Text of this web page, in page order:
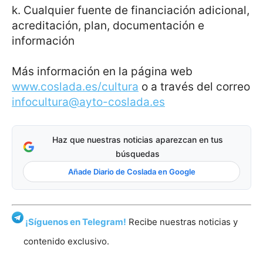
k. Cualquier fuente de financiación adicional,
acreditación, plan, documentación e
información
Más información en la página web
www.coslada.es/cultura o a través del correo
infocultura@ayto-coslada.es
Haz que nuestras noticias aparezcan en tus
búsquedas
Añade Diario de Coslada en Google
¡Síguenos en Telegram! Recibe nuestras noticias y
contenido exclusivo.